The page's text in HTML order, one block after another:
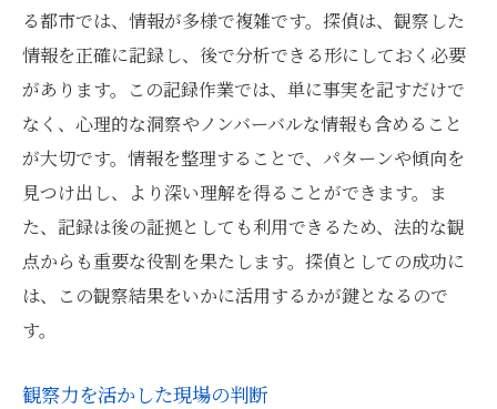
る都市では、情報が多様で複雑です。探偵は、観察した
情報を正確に記録し、後で分析できる形にしておく必要
があります。この記録作業では、単に事実を記すだけで
なく、心理的な洞察やノンバーバルな情報も含めること
が大切です。情報を整理することで、パターンや傾向を
見つけ出し、より深い理解を得ることができます。ま
た、記録は後の証拠としても利用できるため、法的な観
点からも重要な役割を果たします。探偵としての成功に
は、この観察結果をいかに活用するかが鍵となるので
す。
観察力を活かした現場の判断